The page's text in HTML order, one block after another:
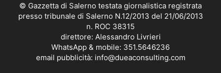
© Gazzetta di Salerno testata giornalistica registrata
presso tribunale di Salerno N.12/2013 del 21/06/2013
n. ROC 38315
direttore: Alessandro Livrieri
WhatsApp & mobile: 351.5646236
email pubblicità: info@dueaconsulting.com